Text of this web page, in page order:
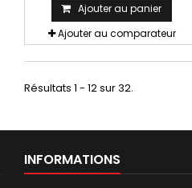
Ajouter au panier
Ajouter au comparateur
Résultats 1 - 12 sur 32.
INFORMATIONS